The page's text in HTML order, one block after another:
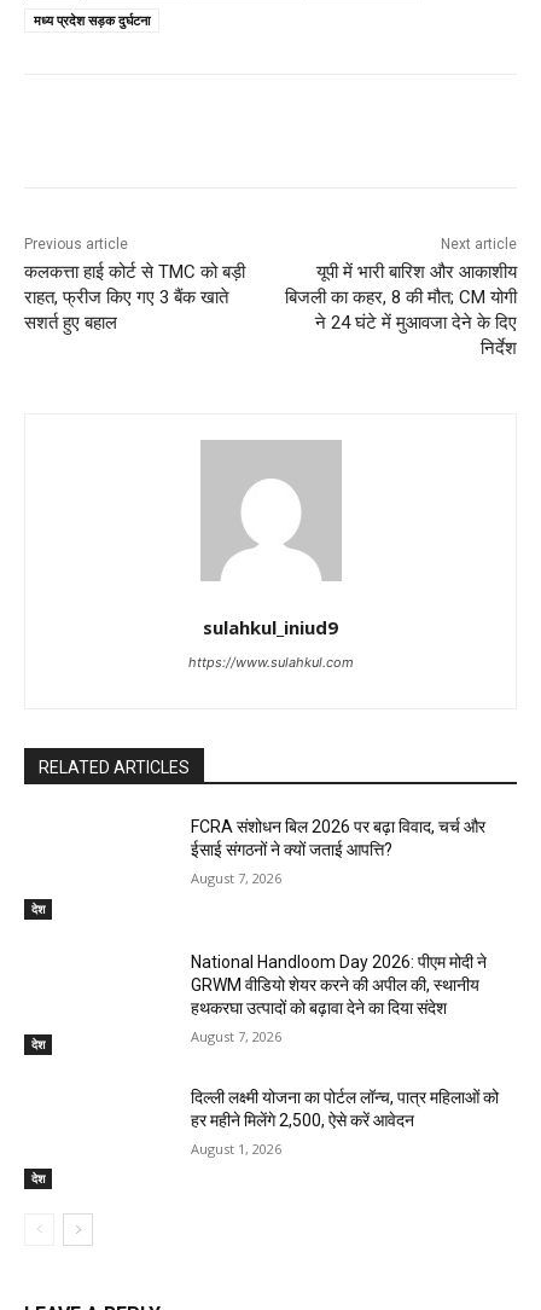
मध्य प्रदेश सड़क दुर्घटना
Previous article
कलकत्ता हाई कोर्ट से TMC को बड़ी
राहत, फ्रीज किए गए 3 बैंक खाते
सशर्त हुए बहाल
Next article
यूपी में भारी बारिश और आकाशीय
बिजली का कहर, 8 की मौत; CM योगी
ने 24 घंटे में मुआवजा देने के दिए
निर्देश
sulahkul_iniud9
https://www.sulahkul.com
RELATED ARTICLES
देश
FCRA संशोधन बिल 2026 पर बढ़ा विवाद, चर्च और
ईसाई संगठनों ने क्यों जताई आपत्ति?
August 7, 2026
देश
National Handloom Day 2026: पीएम मोदी ने
GRWM वीडियो शेयर करने की अपील की, स्थानीय
हथकरघा उत्पादों को बढ़ावा देने का दिया संदेश
August 7, 2026
देश
दिल्ली लक्ष्मी योजना का पोर्टल लॉन्च, पात्र महिलाओं को
हर महीने मिलेंगे ₹2,500, ऐसे करें आवेदन
August 1, 2026